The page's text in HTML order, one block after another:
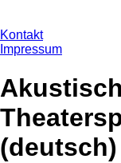
Kontakt
Impressum
(deutsch)